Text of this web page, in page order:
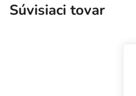
Súvisiaci tovar